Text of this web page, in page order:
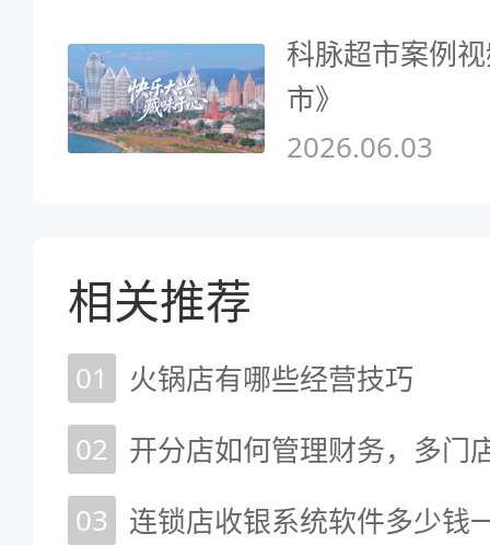
科脉超市案例
市》
2026.06.03
相关推荐
01
火锅店有哪些经营技巧
02 开分店如何管理财务，多门
03